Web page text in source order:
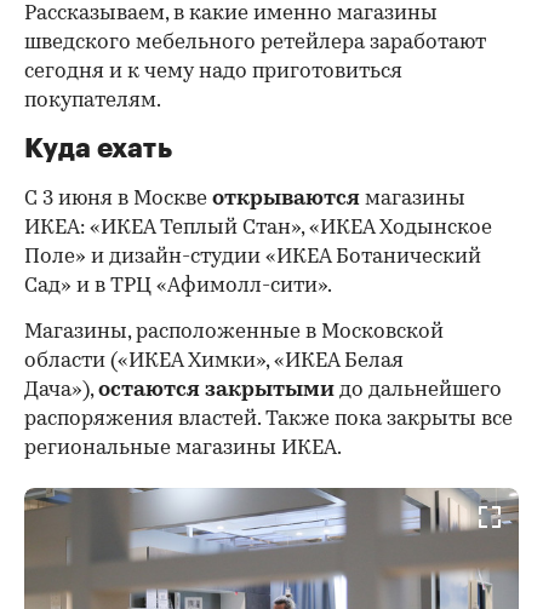
Рассказываем, в какие именно магазины
шведского мебельного ретейлера заработают
сегодня и к чему надо приготовиться
покупателям.
Куда ехать
С 3 июня в Москве открываются магазины
ИКЕА: «ИКЕА Теплый Стан», «ИКЕА Ходынское
Поле» и дизайн-студии «ИКЕА Ботанический
Сад» и в ТРЦ «Афимолл-сити».
Магазины, расположенные в Московской
области («ИКЕА Химки», «ИКЕА Белая
Дача»),остаются закрытыми до дальнейшего
распоряжения властей. Также пока закрыты все
региональные магазины ИКЕА.